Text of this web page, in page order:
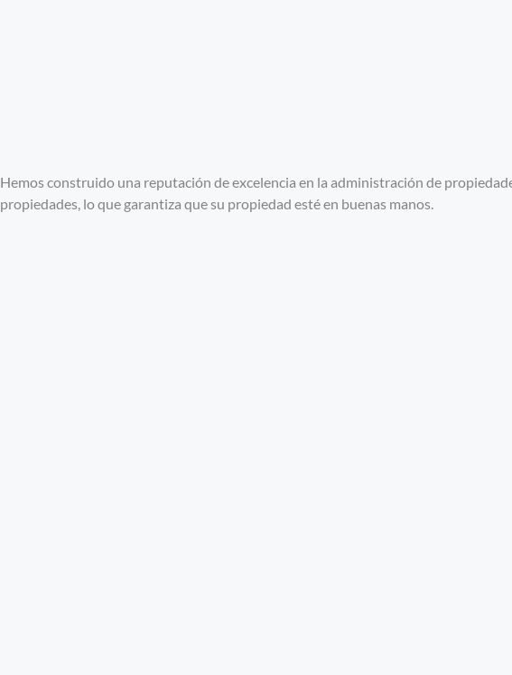
Hemos construido una reputación de excelencia en la administración de
propiedades, lo que garantiza que su propiedad esté en buenas manos.